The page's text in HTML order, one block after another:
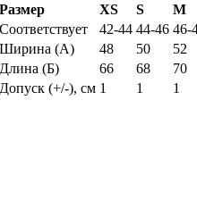
Размер XS S
M
Соответствует
42-44 44-46 46-
Ширина (А) 48 50
52
Длина (Б) 66 68
70
Допуск (+/-), см 1 1 1